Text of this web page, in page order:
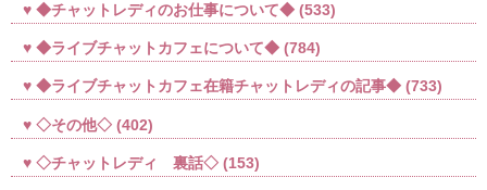
◆チャットレディのお仕事について◆ (533)
◆ライブチャットカフェについて◆ (784)
◆ライブチャットカフェ在籍チャットレディの記事◆ (733)
◇その他◇ (402)
◇チャットレディ 裏話◇ (153)